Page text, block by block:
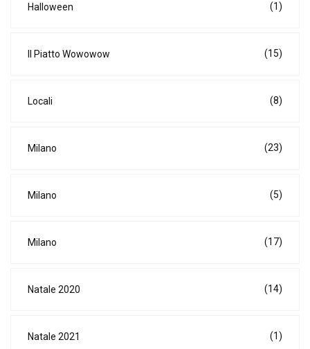
Halloween (1)
Il Piatto Wowowow (15)
Locali (8)
Milano (23)
Milano (5)
Milano (17)
Natale 2020 (14)
Natale 2021 (1)